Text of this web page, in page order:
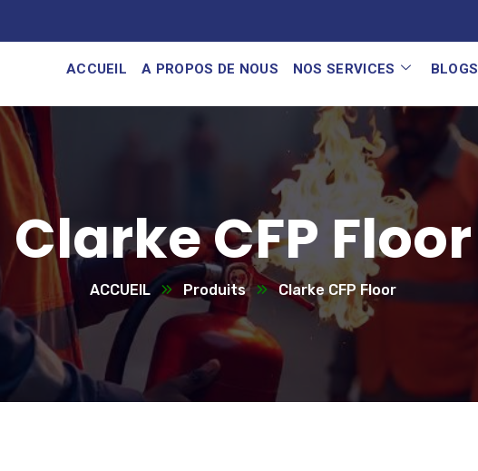
ACCUEIL A PROPOS DE NOUS NOS SERVICES BLOGS
Clarke CFP Floor
ACCUEIL Produits Clarke CFP Floor